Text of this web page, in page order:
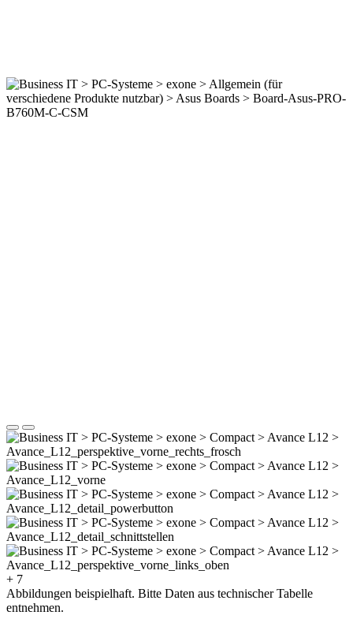
+ 7
Abbildungen beispielhaft. Bitte Daten aus technischer Tabelle
entnehmen.